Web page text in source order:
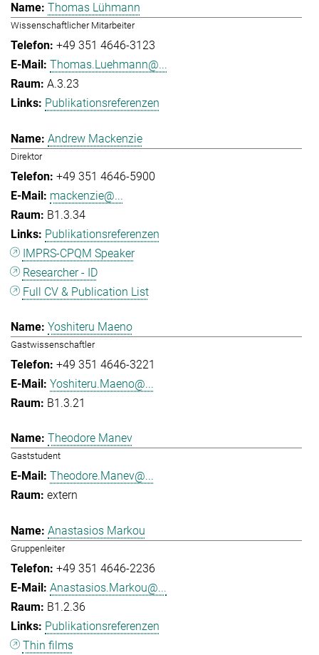
Thomas Lühmann
Wissenschaftlicher Mitarbeiter
+49 351 4646-3123
Thomas.Luehmann@...
A.3.23
Publikationsreferenzen
Andrew Mackenzie
Direktor
+49 351 4646-5900
mackenzie@...
B1.3.34
Publikationsreferenzen
IMPRS-CPQM Speaker
Researcher - ID
Full CV & Publication List
Yoshiteru Maeno
Gastwissenschaftler
+49 351 4646-3221
Yoshiteru.Maeno@...
B1.3.21
Theodore Manev
Gaststudent
Theodore.Manev@...
extern
Anastasios Markou
Gruppenleiter
+49 351 4646-2236
Anastasios.Markou@...
B1.2.36
Publikationsreferenzen
Thin films